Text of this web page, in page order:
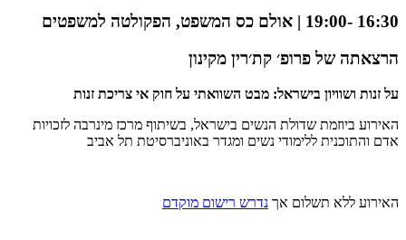
16:30 -19:00 | אולם כס המשפט, הפקולטה למשפטים
הרצאתה של פרופ׳ קת׳רין מקינון
על זנות ושוויון בישראל: מבט השוואתי על חוק אי צריכת זנות
האירוע ביוזמת שדולת הנשים בישראל, בשיתוף מרכז מינרבה לזכויות
אדם והתוכנית ללימודי נשים ומגדר באוניברסיטת תל אביב
האירוע ללא תשלום אך נדרש רישום מוקדם